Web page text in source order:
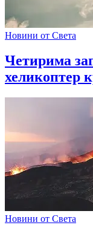
Новини от Света
Четирима
хеликоптер
Новини от Света